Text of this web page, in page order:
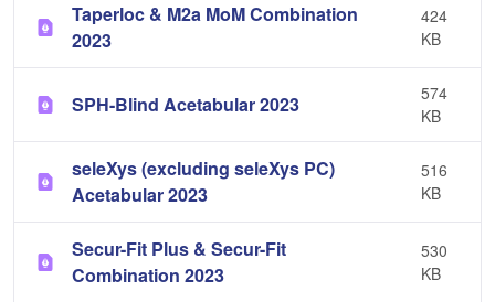
Taperloc & M2a MoM Combination
2023
424
KB
SPH-Blind Acetabular 2023
574
KB
seleXys (excluding seleXys PC)
Acetabular 2023
516
KB
Secur-Fit Plus & Secur-Fit
Combination 2023
530
KB